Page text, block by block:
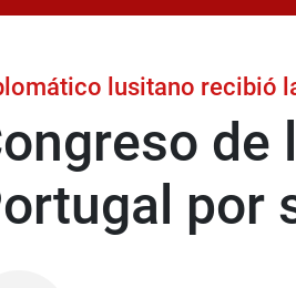
lusitano recibió
de
por